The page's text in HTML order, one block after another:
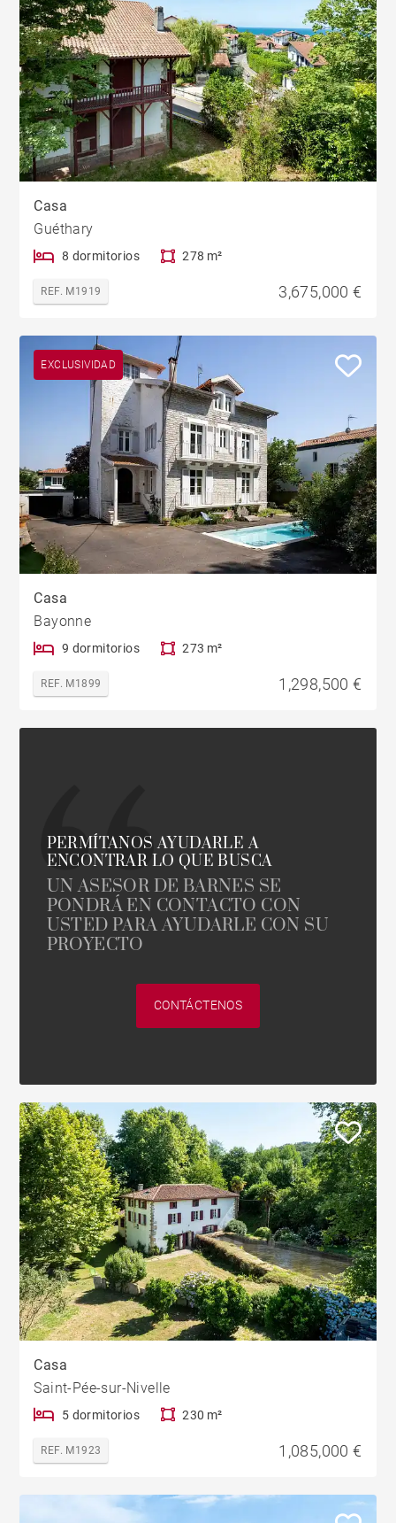
Casa
Guéthary
8 dormitorios 278 m²
REF. M1919 3,675,000 €
EXCLUSIVIDAD
Casa
Bayonne
9 dormitorios 273 m²
REF. M1899 1,298,500 €
PERMÍTANOS AYUDARLE A
ENCONTRAR LO QUE BUSCA
UN ASESOR DE BARNES SE
PONDRÁ EN CONTACTO CON
USTED PARA AYUDARLE CON SU
PROYECTO
CONTÁCTENOS
Casa
Saint-Pée-sur-Nivelle
5 dormitorios 230 m²
REF. M1923 1,085,000 €